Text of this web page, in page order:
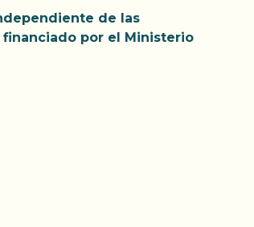
de las
financiado por el Ministerio